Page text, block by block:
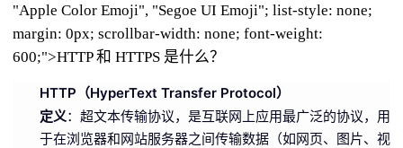
"Apple Color Emoji", "Segoe UI Emoji"; list-style: none;
margin: 0px; scrollbar-width: none; font-weight:
600;">HTTP 和 HTTPS 是什么？
HTTP（HyperText Transfer Protocol）
定义：超文本传输协议，是互联网上应用最广泛的协议，用
于在浏览器和网站服务器之间传输数据（如网页、图片、视